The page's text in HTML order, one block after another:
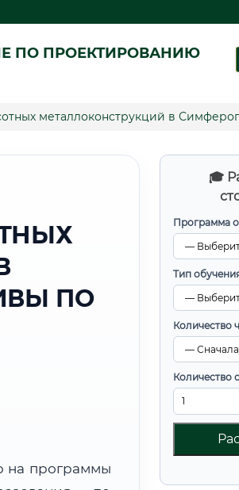
ПО ПРОЕКТИРОВАНИЮ
металлоконструкций в
🎓
Программа
Тип
Количество
Количество
ПО
на программы